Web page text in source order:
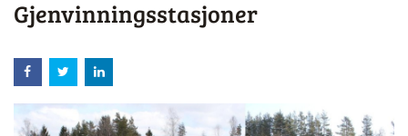
Gjenvinningsstasjoner